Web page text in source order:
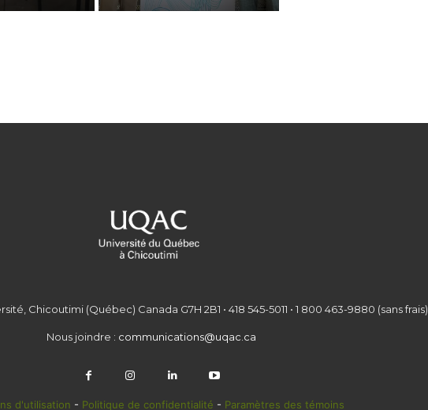
Chicoutimi (Québec) Canada G7H 2B1 • 418 545-5011 • 1 800 463-9880 (sans frais)
Nous joindre : communications@uqac.ca
d'utilisation - Politique de confidentialité - Paramètres des témoins